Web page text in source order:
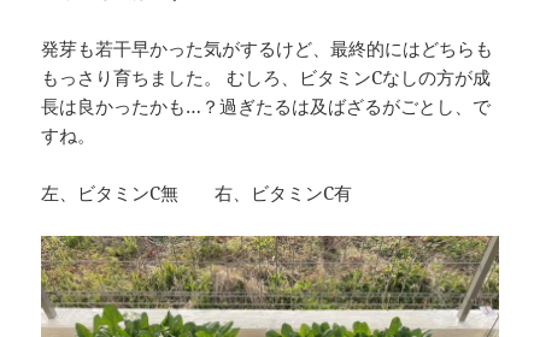
発芽も若干早かった気がするけど、最終的にはどちらも
もっさり育ちました。
むしろ、ビタミンCなしの方が成
長は良かったかも…？過ぎたるは及ばざるがごとし、で
すね。
左、ビタミンC無 右、ビタミンC有